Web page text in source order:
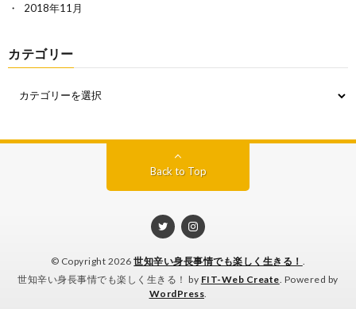
2018年11月
カテゴリー
Back to Top
© Copyright 2026世知辛い身長事情でも楽しく生きる！
世知辛い身長事情でも楽しく生きる！ by FIT-Web Create . Powered by
WordPress